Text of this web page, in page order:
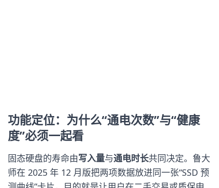
功能定位：为什么“通电次数”与“健康
度”必须一起看
固态硬盘的寿命由写入量与通电时长共同决定。鲁大
师在 2025 年 12 月版把两项数据放进同一张“SSD 预